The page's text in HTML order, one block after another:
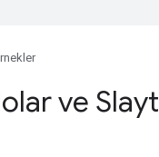
ve